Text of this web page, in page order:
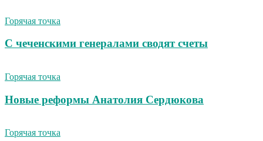
Горячая точка
С чеченскими генералами сводят счеты
Горячая точка
Новые реформы Анатолия Сердюкова
Горячая точка